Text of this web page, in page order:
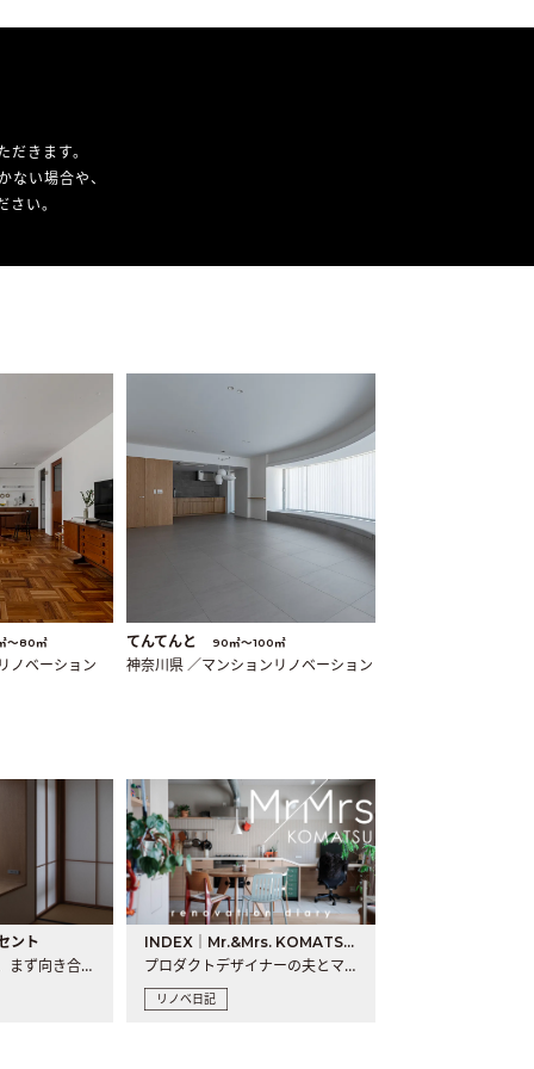
きます。
い場合や、
い。
〜80㎡
ノベーション
てんてんと 90㎡〜100㎡
神奈川県 ／マンションリノベーション
ント
現場が始まるとき、まず向き合うものの一つがコンセントです..
INDEX｜Mr.&Mrs. KOMATSU renovation diary
プロダクトデザイナーの夫とマーチャンダイザーの妻が、夫婦で..
リノベ日記